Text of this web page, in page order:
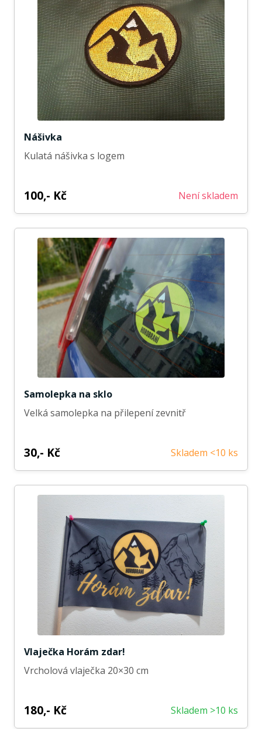
Nášivka
Kulatá nášivka s logem
100,- Kč Není skladem
Samolepka na sklo
Velká samolepka na přilepení zevnitř
30,- Kč Skladem <10 ks
Vlaječka Horám zdar!
Vrcholová vlaječka 20×30 cm
180,- Kč Skladem >10 ks